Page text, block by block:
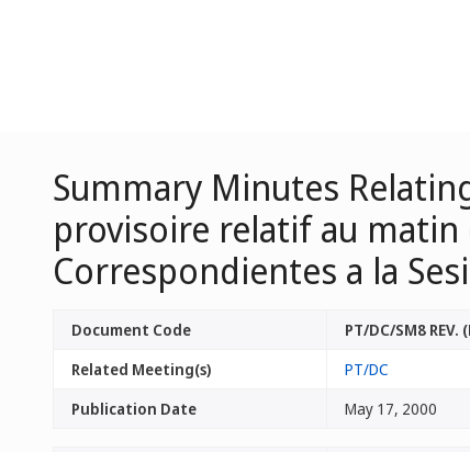
Summary Minutes
provisoire relatif au matin
Correspondientes a la
Document Code
PT/DC/SM8 REV.
Related Meeting(s)
PT/DC
Publication Date
May 17, 2000